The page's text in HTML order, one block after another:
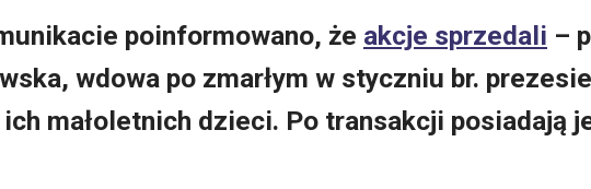
poinformowano, że akcje sprzedali –
wdowa po zmarłym w styczniu br.
małoletnich dzieci. Po transakcji posiadają